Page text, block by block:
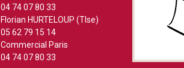
04 74 07 80 33
Florian HURTELOUP (Tlse)
05 62 79 15 14
Commercial Paris
04 74 07 80 33